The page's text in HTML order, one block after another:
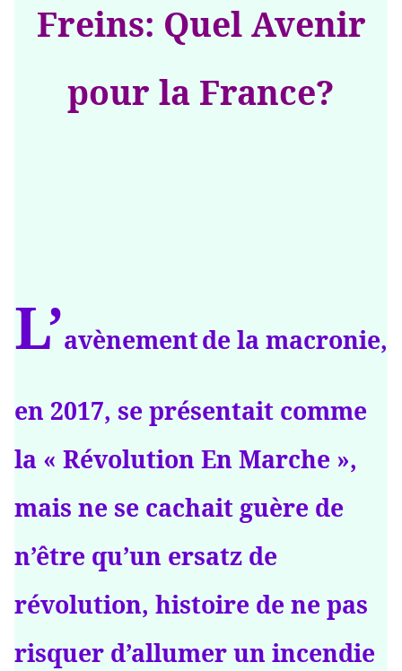
Freins: Quel Avenir
pour la France?
L’avènementde la macronie,
en 2017, se présentait comme
la « Révolution En Marche »,
mais ne se cachait guère de
n’être qu’un ersatz de
révolution, histoire de ne pas
risquer d’allumer un incendie